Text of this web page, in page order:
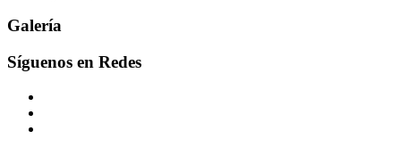
Galería
Síguenos en Redes